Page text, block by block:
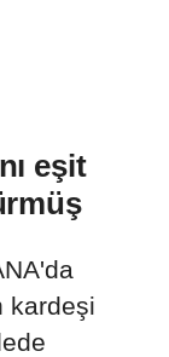
eşit
kardeşi